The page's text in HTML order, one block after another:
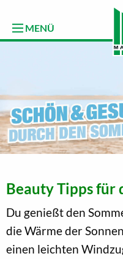
MENÜ
Beauty Tipps für
Du genießt den
die Wärme der
einen leichten